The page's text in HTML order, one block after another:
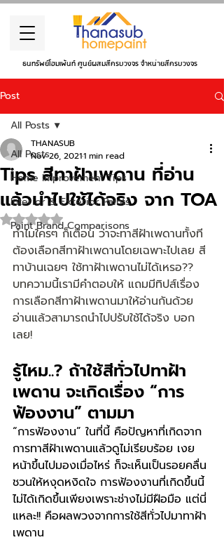
ธนทรัพย์โฮมเพ้นท์ ศูนย์ผสมสีครบวงจร จำหน่ายสีครบวงจร
Post
All Posts
Home Improvement Tips
Interior & Exterior Paints
Paint Brand Comparisons
All Posts
Tips สีทาฝ้าเพดาน ที่อ่าน
แล้วนำไปใช้ได้จริง จาก TOA
THANASUB
Nov 26, 20211 min read
Rated NaN out of 5 stars.
ทำไมใครๆ ก็เตือน ว่าจะทาสีฝ้าเพดานทั้งที
ต้องเลือกสีทาฝ้าเพดานโดยเฉพาะไปเลย สี
ทาบ้านเฉยๆ ใช้ทาฝ้าเพดานไม่ได้เหรอ??
บทความนี้เรามีคำตอบให้ แถมมีทิปส์เรื่อง
การเลือกสีทาฝ้าเพดานมาให้อ่านกันด้วย
อ่านแล้วสามารถนำไปปรับใช้ได้จริง บอก
เลย!
รู้ไหม..? ถ้าใช้สีทั่วไปทาฝ้า
เพดาน จะเกิดเรื่อง “การ
ฟ้องงาน” ตามมา
“การฟ้องงาน” ในที่นี้ คือปัญหาที่เกิดจาก
การทาสีฝ้าเพดานแล้วดูไม่เรียบร้อย เงย
หน้าขึ้นไปมองเมื่อไหร่ ก็จะเห็นเป็นรอยคลื่น
ชวนให้หงุดหงิดใจ การฟ้องงานที่เกิดขึ้นนี้
ไม่ได้เกิดขึ้นเพียงเพราะช่างไม่มีฝือมือ แต่นี่
แหละ!! คือผลพวงจากการใช้สีทั่วไปมาทาฝ้า
เพดาน